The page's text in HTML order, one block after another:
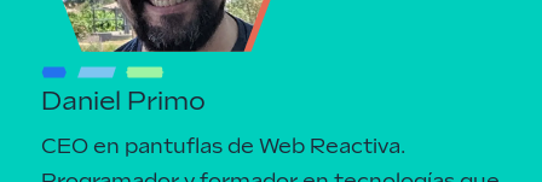
Daniel Primo
CEO en pantuflas de Web Reactiva.